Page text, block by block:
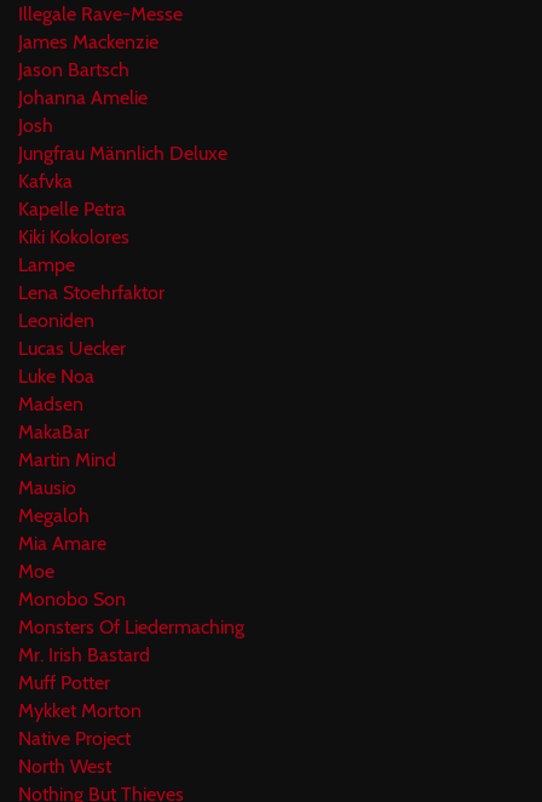
Illegale Rave-Messe
James Mackenzie
Jason Bartsch
Johanna Amelie
Josh
Jungfrau Männlich Deluxe
Kafvka
Kapelle Petra
Kiki Kokolores
Lampe
Lena Stoehrfaktor
Leoniden
Lucas Uecker
Luke Noa
Madsen
MakaBar
Martin Mind
Mausio
Megaloh
Mia Amare
Moe
Monobo Son
Monsters Of Liedermaching
Mr. Irish Bastard
Muff Potter
Mykket Morton
Native Project
North West
Nothing But Thieves